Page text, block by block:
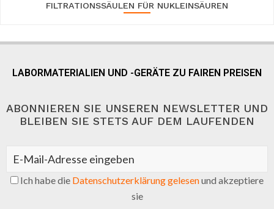
FILTRATIONSSÄULEN FÜR NUKLEINSÄUREN
LABORMATERIALIEN UND -GERÄTE ZU FAIREN PREISEN
ABONNIEREN SIE UNSEREN NEWSLETTER UND
BLEIBEN SIE STETS AUF DEM LAUFENDEN
Ich habe die Datenschutzerklärung gelesenund akzeptiere
sie